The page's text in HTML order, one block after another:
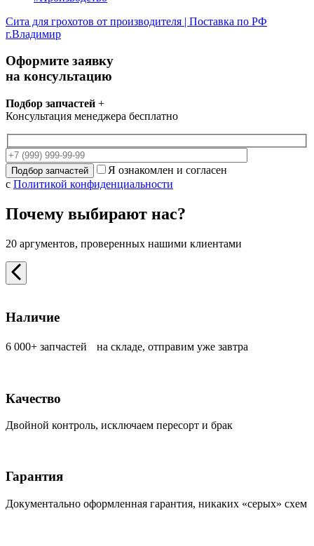
Сита для грохотов от производителя | Поставка по РФ
г.Владимир
Оформите заявку
на консультацию
Подбор запчастей +
Консультация менеджера бесплатно
Я ознакомлен и согласен
с Политикой конфиденциальности
Почему выбирают нас?
20 аргументов, проверенных нашими клиентами
Наличие
6 000+ запчастей на складе, отправим уже завтра
Качество
Двойной контроль, исключаем пересорт и брак
Гарантия
Документально оформленная гарантия, никаких «серых» схем